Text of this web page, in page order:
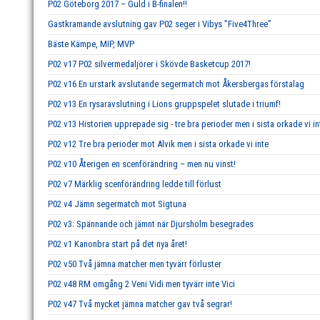
P02 Göteborg 2017 – Guld i B-finalen!!
Gastkramande avslutning gav P02 seger i Vibys ”Five4Three”
Bäste Kämpe, MIP, MVP
P02 v17 P02 silvermedaljörer i Skövde Basketcup 2017!
P02 v16 En urstark avslutande segermatch mot Åkersbergas förstalag
P02 v13 En rysaravslutning i Lions gruppspelet slutade i triumf!
P02 v13 Historien upprepade sig - tre bra perioder men i sista orkade vi
P02 v12 Tre bra perioder mot Alvik men i sista orkade vi inte
P02 v10 Återigen en scenförändring – men nu vinst!
P02 v7 Märklig scenförändring ledde till förlust
P02 v4 Jämn segermatch mot Sigtuna
P02 v3: Spännande och jämnt när Djursholm besegrades
P02 v1 Kanonbra start på det nya året!
P02 v50 Två jämna matcher men tyvärr förluster
P02 v48 RM omgång 2 Veni Vidi men tyvärr inte Vici
P02 v47 Två mycket jämna matcher gav två segrar!